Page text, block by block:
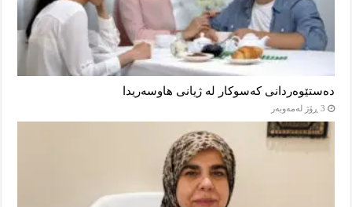
دەستێوەردانی کەسوکار لە ژیانی هاوسەریدا
3 ڕۆژ لەمەوبەر